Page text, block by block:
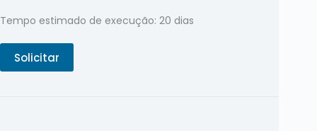
Tempo estimado de execução: 20 dias
Solicitar